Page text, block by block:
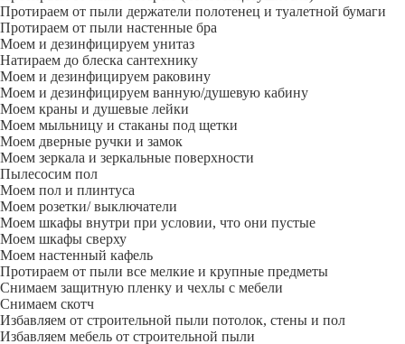
Протираем от пыли держатели полотенец и туалетной бумаги
Протираем от пыли настенные бра
Моем и дезинфицируем унитаз
Натираем до блеска сантехнику
Моем и дезинфицируем раковину
Моем и дезинфицируем ванную/душевую кабину
Моем краны и душевые лейки
Моем мыльницу и стаканы под щетки
Моем дверные ручки и замок
Моем зеркала и зеркальные поверхности
Пылесосим пол
Моем пол и плинтуса
Моем розетки/ выключатели
Моем шкафы внутри при условии, что они пустые
Моем шкафы сверху
Моем настенный кафель
Протираем от пыли все мелкие и крупные предметы
Снимаем защитную пленку и чехлы с мебели
Снимаем скотч
Избавляем от строительной пыли потолок, стены и пол
Избавляем мебель от строительной пыли